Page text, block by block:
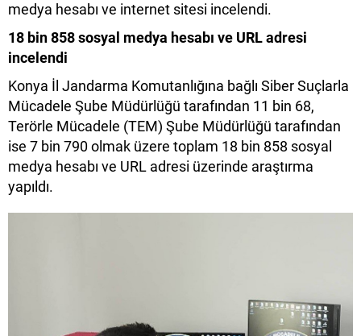
medya hesabı ve internet sitesi incelendi.
18 bin 858 sosyal medya hesabı ve URL adresi
incelendi
Konya İl Jandarma Komutanlığına bağlı Siber Suçlarla
Mücadele Şube Müdürlüğü tarafından 11 bin 68,
Terörle Mücadele (TEM) Şube Müdürlüğü tarafından
ise 7 bin 790 olmak üzere toplam 18 bin 858 sosyal
medya hesabı ve URL adresi üzerinde araştırma
yapıldı.